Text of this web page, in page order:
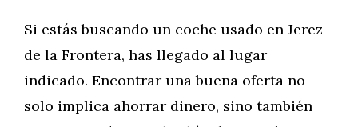
Si estás buscando un coche usado en Jerez
de la Frontera, has llegado al lugar
indicado. Encontrar una buena oferta no
solo implica ahorrar dinero, sino también